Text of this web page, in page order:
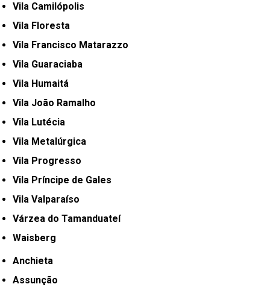
Vila Camilópolis
Vila Floresta
Vila Francisco Matarazzo
Vila Guaraciaba
Vila Humaitá
Vila João Ramalho
Vila Lutécia
Vila Metalúrgica
Vila Progresso
Vila Príncipe de Gales
Vila Valparaíso
Várzea do Tamanduateí
Waisberg
Anchieta
Assunção